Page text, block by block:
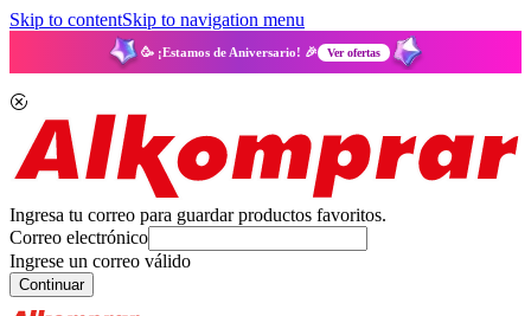
Skip to contentSkip to navigation menu
🥳 ¡Estamos de Aniversario! 🎉 Ver ofertas
Ingresa tu correo para guardar productos favoritos.
Correo electrónico
Ingrese un correo válido
Continuar